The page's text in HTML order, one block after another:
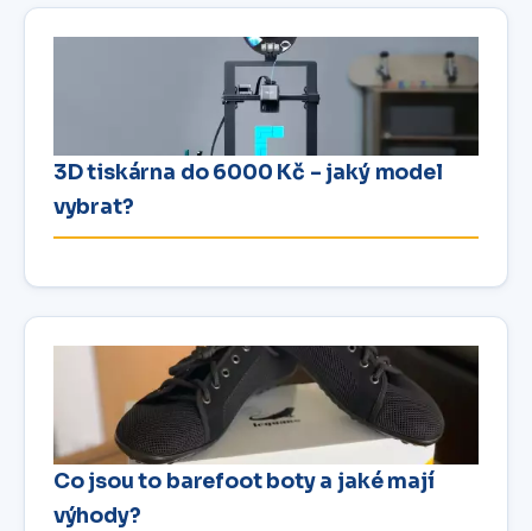
3D tiskárna do 6000 Kč – jaký model
vybrat?
Co jsou to barefoot boty a jaké mají
výhody?